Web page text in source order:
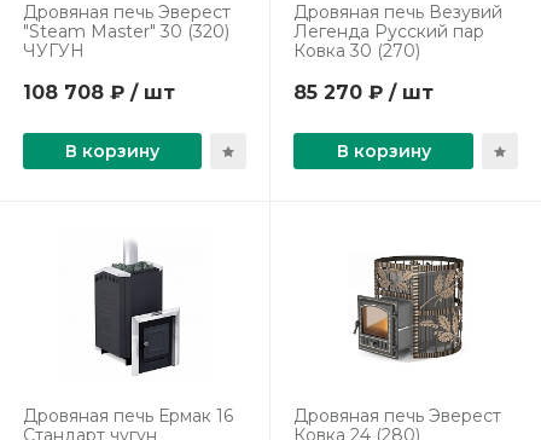
Дровяная печь Эверест
"Steam Master" 30 (320)
ЧУГУН
108 708 ₽ / шт
В корзину
Дровяная печь Везувий
Легенда Русский пар
Ковка 30 (270)
85 270 ₽ / шт
В корзину
Дровяная печь Ермак 16
Стандарт чугун
Дровяная печь Эверест
Ковка 24 (280)